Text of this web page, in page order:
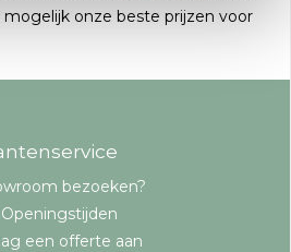
onze beste prijzen voor
bezoeken?
Openingstijden
een offerte aan